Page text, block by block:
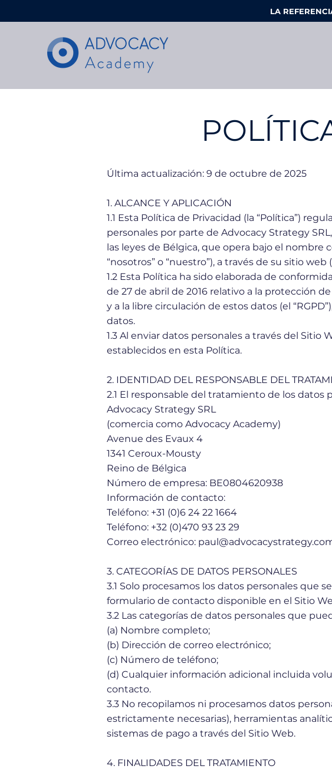
LA
Última actualización: 9 de octubre de 2025
1. ALCANCE Y APLICACIÓN
1.1 Esta Política de Privacidad (la “Política”)
personales por parte de Advocacy Strategy
las leyes de Bélgica, que opera bajo el nombre
“nosotros” o “nuestro”), a través de su sitio web
1.2 Esta Política ha sido elaborada de
de 27 de abril de 2016 relativo a la protección
y a la libre circulación de estos datos (el
datos.
1.3 Al enviar datos personales a través del
establecidos en esta Política.
2. IDENTIDAD DEL RESPONSABLE DEL
2.1 El responsable del tratamiento de los datos
Advocacy Strategy SRL
(comercia como Advocacy Academy)
Avenue des Evaux 4
1341 Ceroux-Mousty
Reino de Bélgica
Número de empresa: BE0804620938
Información de contacto:
Teléfono: +31 (0)6 24 22 1664
Teléfono: +32 (0)470 93 23 29
Correo electrónico:
3. CATEGORÍAS DE DATOS PERSONALES
3.1 Solo procesamos los datos personales que
formulario de contacto disponible en el Sitio
3.2 Las categorías de datos personales que
(a) Nombre completo;
(b) Dirección de correo electrónico;
(c) Número de teléfono;
(d) Cualquier información adicional incluida
contacto.
3.3 No recopilamos ni procesamos datos
estrictamente necesarias), herramientas
sistemas de pago a través del Sitio Web.
4. FINALIDADES DEL TRATAMIENTO